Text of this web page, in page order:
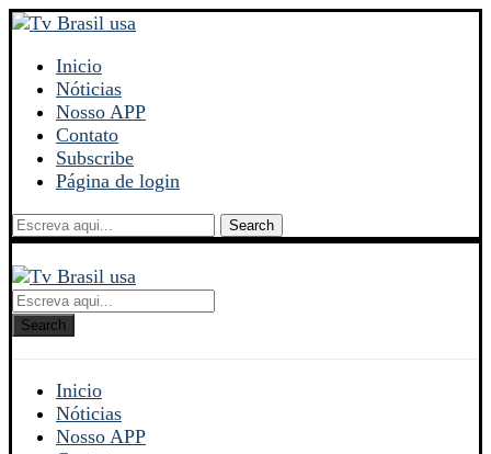
Inicio
Nóticias
Nosso APP
Contato
Subscribe
Página de login
Search
Search
Inicio
Nóticias
Nosso APP